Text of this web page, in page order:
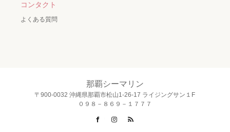
コンタクト
よくある質問
那覇シーマリン
〒900-0032 沖縄県那覇市松山1-26-17 ライジングサン１F
０９８－８６９－１７７７
FacebookInstagram